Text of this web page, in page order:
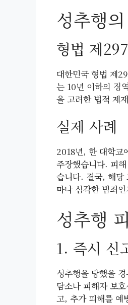
성추행
형법 제
대한민국 형법 제
는 10년 이하의 징
을 고려한 법적 제
실제 사례
2018년, 한 대학교
주장했습니다. 피
습니다. 결국, 해당
마나 심각한 범죄
성추행
1. 즉시 신
성추행을 당했을
담소나 피해자 보
고, 추가 피해를 예